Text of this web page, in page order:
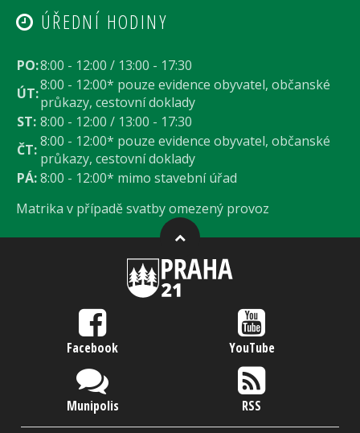
ÚŘEDNÍ HODINY
PO:8:00 - 12:00 / 13:00 - 17:30
ÚT:8:00 - 12:00* pouze evidence obyvatel, občanské
průkazy, cestovní doklady
ST: 8:00 - 12:00 / 13:00 - 17:30
ČT:8:00 - 12:00* pouze evidence obyvatel, občanské
průkazy, cestovní doklady
PÁ:8:00 - 12:00* mimo stavební úřad
Matrika v případě svatby omezený provoz
Facebook YouTube
Munipolis RSS